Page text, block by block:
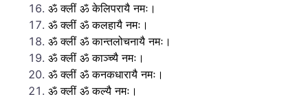
ॐ क्लीं ॐ केलिपरायै नमः।
ॐ क्लीं ॐ कलहायै नमः।
ॐ क्लीं ॐ कान्तलोचनायै नमः।
ॐ क्लीं ॐ काञ्च्यै नमः।
ॐ क्लीं ॐ कनकधारायै नमः।
ॐ क्लीं ॐ कल्यै नमः।